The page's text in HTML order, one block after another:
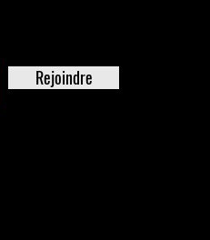
Rejoindre